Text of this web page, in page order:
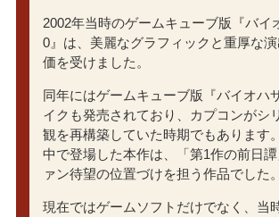
2002年当時のゲームキューブ版『バイ
0』は、美麗なグラフィックと重厚な
価を受けました。
同年にはゲームキューブ版『バイオハ
イクも発売されており、カプコンがシ
観を再構築していた時期でもあります
中で登場した本作は、「第1作の前日
ァン待望の位置づけを担う作品でした。
現在ではゲームソフトだけでなく、当